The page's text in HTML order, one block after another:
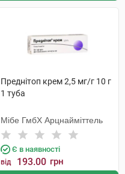
Преднітоп крем 2,5 мг/г 10 г
1 туба
Мібе ГмбХ Арцнайміттель
Є в наявності
від 193.00 грн